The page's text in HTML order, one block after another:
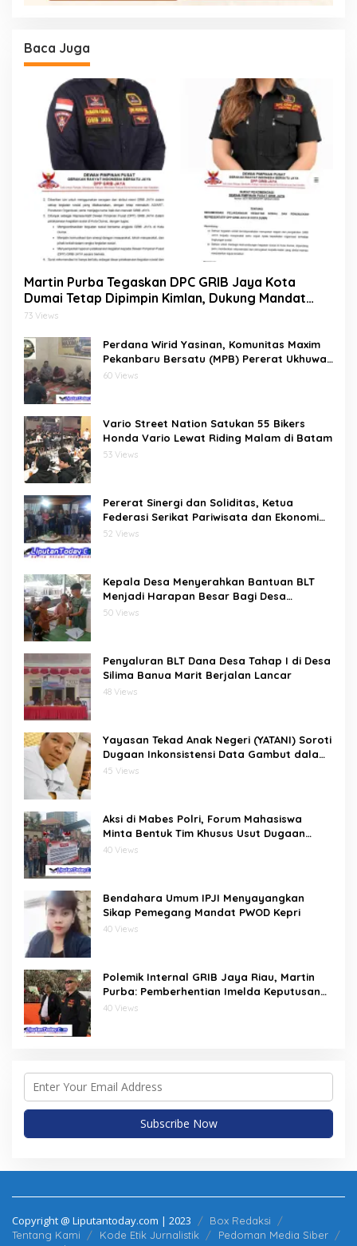
Baca Juga
Martin Purba Tegaskan DPC GRIB Jaya Kota
Dumai Tetap Dipimpin Kimlan, Dukung Mandat
DPP kepada Agus Tera Jalankan Kegiatan Sosial
73 Views
Perdana Wirid Yasinan, Komunitas Maxim
Pekanbaru Bersatu (MPB) Pererat Ukhuwah
dan Doa Bersama di Sekretariat
60 Views
Vario Street Nation Satukan 55 Bikers
Honda Vario Lewat Riding Malam di Batam
53 Views
Pererat Sinergi dan Soliditas, Ketua
Federasi Serikat Pariwisata dan Ekonomi
Kreatif Gelar Silaturahmi Bersama
52 Views
Kepala Desa Menyerahkan Bantuan BLT
Menjadi Harapan Besar Bagi Desa
bawositora kecamatan pulau pulau batu
50 Views
Penyaluran BLT Dana Desa Tahap I di Desa
Silima Banua Marit Berjalan Lancar
48 Views
Yayasan Tekad Anak Negeri (YATANI) Soroti
Dugaan Inkonsistensi Data Gambut dalam
Proses Pembebasan HKm Dayun dari
45 Views
Aksi di Mabes Polri, Forum Mahasiswa
Minta Bentuk Tim Khusus Usut Dugaan
Kerusakan DAS Rokan Kiri
40 Views
Bendahara Umum IPJI Menyayangkan
Sikap Pemegang Mandat PWOD Kepri
40 Views
Polemik Internal GRIB Jaya Riau, Martin
Purba: Pemberhentian Imelda Keputusan
Pusat
40 Views
Copyright @ Liputantoday.com | 2023
Box Redaksi
Tentang Kami
Kode Etik Jurnalistik
Pedoman Media Siber